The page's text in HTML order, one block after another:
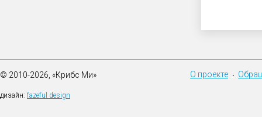
© 2010-2026, «Крибс Ми»
дизайн: fazeful design
О проекте •